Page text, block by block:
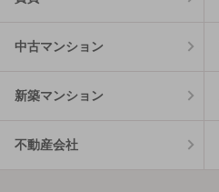
中古マンション
新築マンション
不動産会社